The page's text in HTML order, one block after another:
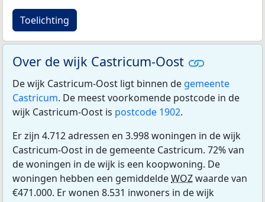
Toelichting
Over de wijk Castricum-Oost
De wijk Castricum-Oost ligt binnen de gemeente
Castricum. De meest voorkomende postcode in de
wijk Castricum-Oost is postcode 1902.
Er zijn 4.712 adressen en 3.998 woningen in de wijk
Castricum-Oost in de gemeente Castricum. 72% van
de woningen in de wijk is een koopwoning. De
woningen hebben een gemiddeldeWOZwaarde van
€471.000. Er wonen 8.531 inwoners in de wijk